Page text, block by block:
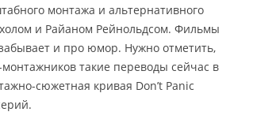
монтажа и альтернативного
и Райаном Рейнольдсом. Фильмы
и про юмор. Нужно отметить,
такие переводы сейчас в
сюжетная кривая Don’t Panic